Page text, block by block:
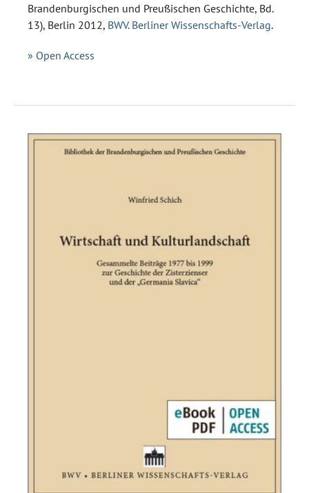
Brandenburgischen und Preußischen Geschichte, Bd.
13), Berlin 2012, BWV. Berliner Wissenschafts-Verlag.
» Open Access